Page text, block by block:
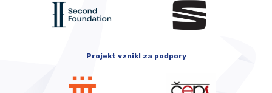
Projekt vznikl za podpory